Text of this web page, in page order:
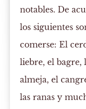
notables. De
los siguientes
comerse: El
liebre, el bagre,
almeja, el
las ranas y